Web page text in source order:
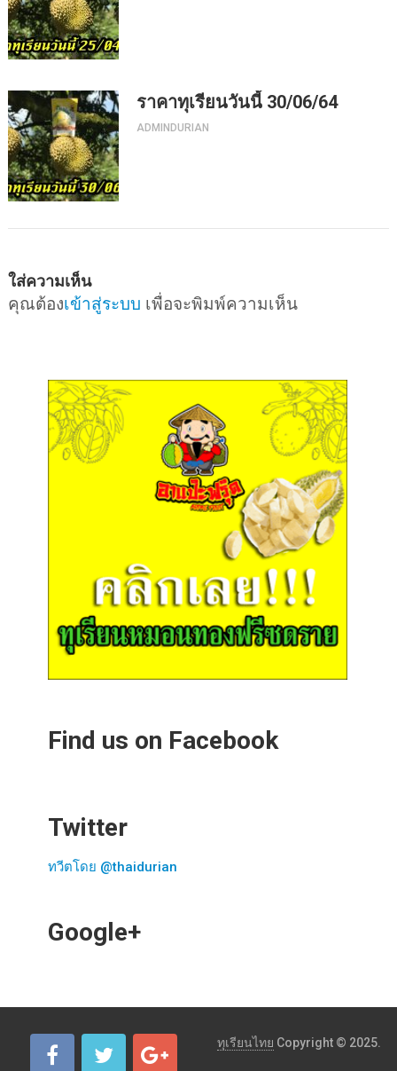
ราคาทุเรียนวันนี้ 30/06/64
ADMINDURIAN
ใส่ความเห็น
คุณต้องเข้าสู่ระบบ เพื่อจะพิมพ์ความเห็น
Find us on Facebook
Twitter
ทวีตโดย @thaidurian
Google+
ทุเรียนไทย Copyright © 2025.